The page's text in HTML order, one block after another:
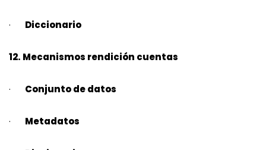
· Diccionario
12. Mecanismos rendición cuentas
· Conjunto de datos
· Metadatos